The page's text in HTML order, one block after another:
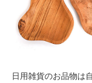
日用雑貨のお品物は